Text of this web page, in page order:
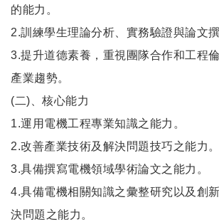
的能力。
2.訓練學生理論分析、實務驗證與論文撰
3.提升道德素養，重視團隊合作和工程
產業趨勢。
(二)、核心能力
1.運用電機工程專業知識之能力。
2.改善產業技術及解決問題技巧之能力。
3.具備撰寫電機領域學術論文之能力。
4.具備電機相關知識之彙整研究以及創
決問題之能力。